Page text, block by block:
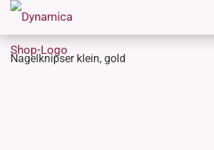
Nagelknipser klein, gold